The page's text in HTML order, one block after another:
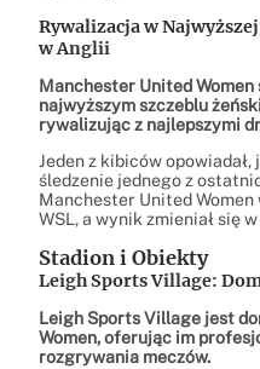
Rywalizacja w
w Anglii
Manchester United
najwyższym szczeblu
rywalizując z najlepszymi
Jeden z kibiców
śledzenie jednego z
Manchester United
WSL, a wynik zmieniał się
Stadion i Obiekty
Leigh Sports Village:
Leigh Sports Village jest
Women, oferując im
rozgrywania meczów.